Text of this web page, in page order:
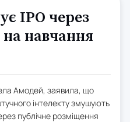
IPO через
навчання
Амодей, заявила, що
інтелекту змушують
публічне розміщення